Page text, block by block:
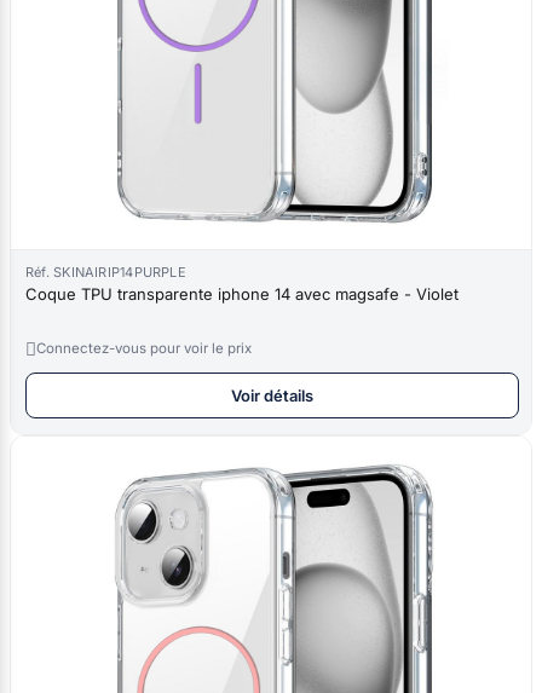
Réf. SKINAIRIP14PURPLE
Coque TPU transparente iphone 14 avec magsafe - Violet
Connectez-vous pour voir le prix
Voir détails